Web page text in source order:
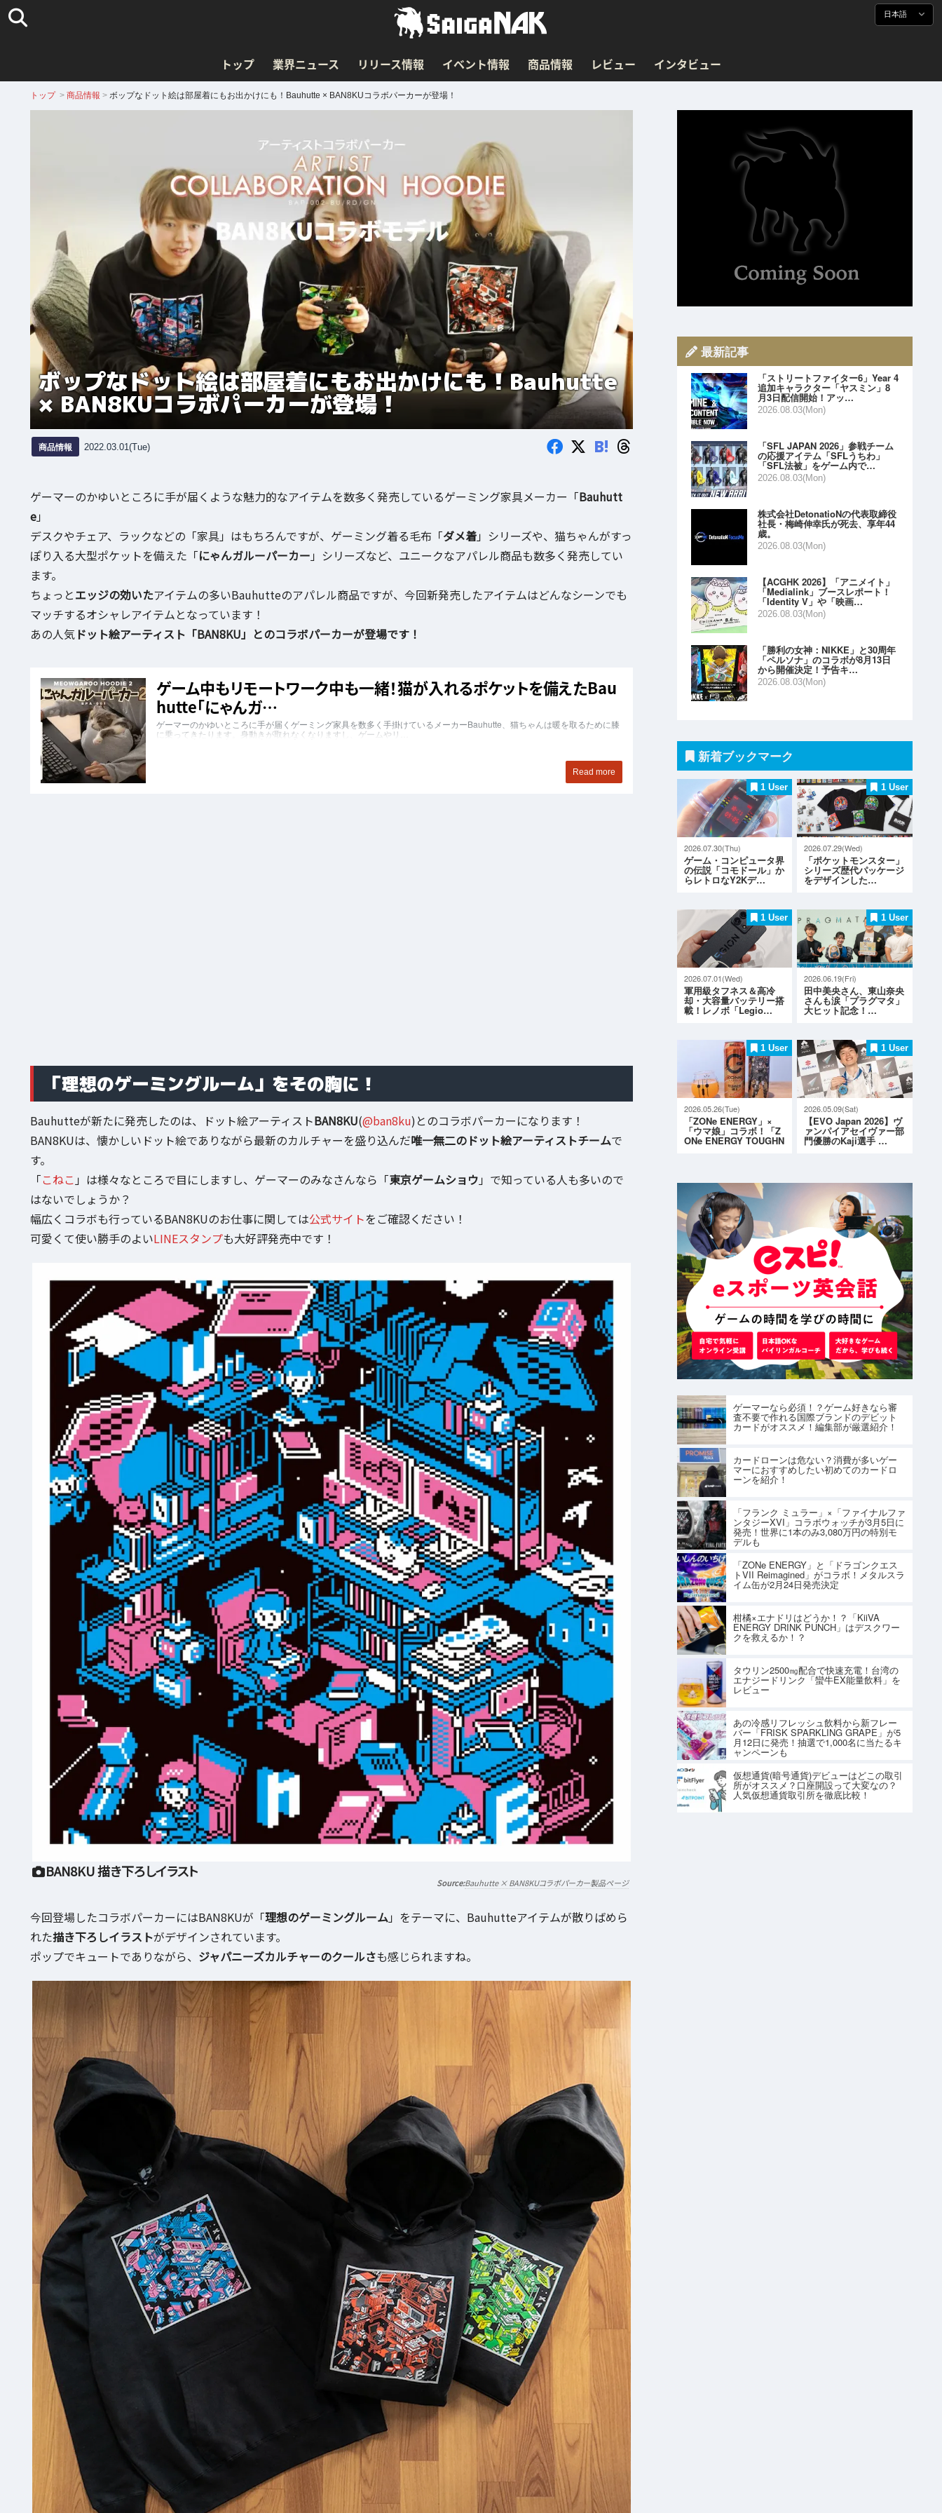
日本語
トップ 業界ニュース リリース情報 イベント情報 商品情報 レビュー インタビュー
トップ > 商品情報 > ボップなドット絵は部屋着にもお出かけにも！Bauhutte × BAN8KUコラボパーカーが登場！
ボップなドット絵は部屋着にもお出かけにも！Bauhutte
× BAN8KUコラボパーカーが登場！
商品情報 2022.03.01(Tue) B!
ゲーマーのかゆいところに手が届くような魅力的なアイテムを数多く発売しているゲーミング家具メーカー「Bauhutt
e」
デスクやチェア、ラックなどの「家具」はもちろんですが、ゲーミング着る毛布「ダメ着」シリーズや、猫ちゃんがすっ
ぽり入る大型ポケットを備えた「にゃんガルーパーカー 」シリーズなど、ユニークなアパレル商品も数多く発売してい
ます。
ちょっとエッジの効いたアイテムの多いBauhutteのアパレル商品ですが、今回新発売したアイテムはどんなシーンでも
マッチするオシャレアイテムとなっています！
あの人気ドット絵アーティスト「BAN8KU」とのコラボパーカーが登場です！
「理想のゲーミングルーム」をその胸に！
Bauhutteが新たに発売したのは、ドット絵アーティストBAN8KU(@ban8ku)とのコラボパーカーになります！
BAN8KUは、懐かしいドット絵でありながら最新のカルチャーを盛り込んだ唯一無二のドット絵アーティストチームで
す。
「こねこ 」は様々なところで目にしますし、ゲーマーのみなさんなら「東京ゲームショウ 」で知っている人も多いので
はないでしょうか？
幅広くコラボも行っているBAN8KUのお仕事に関しては公式サイトをご確認ください！
可愛くて使い勝手のよいLINEスタンプも大好評発売中です！
BAN8KU 描き下ろしイラスト
Bauhutte × BAN8KUコラボパーカー製品ページ
今回登場したコラボパーカーにはBAN8KUが「理想のゲーミングルーム」をテーマに、Bauhutteアイテムが散りばめら
れた描き下ろしイラストがデザインされています。
ポップでキュートでありながら、 ジャパニーズカルチャーのクールさも感じられますね。
最新記事
「ストリートファイター6」Year 4
追加キャラクター「ヤスミン」8
月3日配信開始！アッ…
2026.08.03(Mon)
「SFL JAPAN 2026」参戦チーム
の応援アイテム「SFLうちわ」
「SFL法被」をゲーム内で…
2026.08.03(Mon)
株式会社DetonatioNの代表取締役
社長・梅崎伸幸氏が死去、享年44
歳。
2026.08.03(Mon)
【ACGHK 2026】「アニメイト」
「Medialink」ブースレポート！
「Identity V」や「映画…
2026.08.03(Mon)
「勝利の女神：NIKKE」と30周年
「ペルソナ」のコラボが8月13日
から開催決定！予告キ…
2026.08.03(Mon)
新着ブックマーク
1 User
2026.07.30(Thu)
ゲーム・コンピュータ界
の伝説「コモドール」か
らレトロなY2Kデ…
1 User
2026.07.29(Wed)
「ポケットモンスター」
シリーズ歴代パッケージ
をデザインした…
1 User
2026.07.01(Wed)
軍用級タフネス＆高冷
却・大容量バッテリー搭
載！レノボ「Legio…
1 User
2026.06.19(Fri)
田中美央さん、東山奈央
さんも涙「プラグマタ」
大ヒット記念！…
1 User
2026.05.26(Tue)
「ZONe ENERGY」×
「ウマ娘」コラボ！「Z
ONe ENERGY TOUGHN
1 User
2026.05.09(Sat)
【EVO Japan 2026】ヴ
ァンパイアセイヴァー部
門優勝のKaji選手 …
ゲーマーなら必須！？ゲーム好きなら審
査不要で作れる国際ブランドのデビット
カードがオススメ！編集部が厳選紹介！
カードローンは危ない？消費が多いゲー
マーにおすすめしたい初めてのカードロ
ーンを紹介！
「フランク ミュラー」×「ファイナルファ
ンタジーXVI」コラボウォッチが3月5日に
発売！世界に1本のみ3,080万円の特別モ
デルも
「ZONe ENERGY」と「ドラゴンクエス
トVII Reimagined」がコラボ！メタルスラ
イム缶が2月24日発売決定
柑橘×エナドリはどうか！？「KiiVA
ENERGY DRINK PUNCH」はデスクワー
クを救えるか！？
タウリン2500㎎配合で快速充電！台湾の
エナジードリンク「蠻牛EX能量飲料」を
レビュー
あの冷感リフレッシュ飲料から新フレー
バー「FRISK SPARKLING GRAPE」が5
月12日に発売！抽選で1,000名に当たるキ
ャンペーンも
仮想通貨(暗号通貨)デビューはどこの取引
所がオススメ？口座開設って大変なの？
人気仮想通貨取引所を徹底比較！